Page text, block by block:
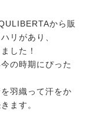
から販
リがあり、
した！
の時期にぴった
羽織って汗をか
ます。